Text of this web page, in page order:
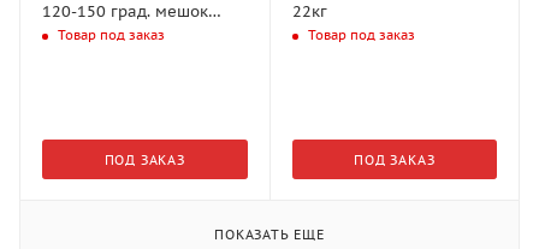
120-150 град. мешок
25кгТовар под заказ
ПОД ЗАКАЗ
22кг
Товар под заказ
ПОД ЗАКАЗ
ПОКАЗАТЬ ЕЩЕ